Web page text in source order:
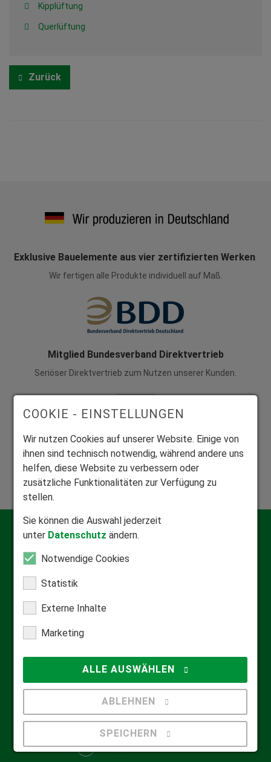
Kipplüftung
Querlüftung
Zurück
Exklusive Bauelemente aus vier zertifizierten Werken
Wir fertigen alle Produkte individuell auf Maß.
Mitglied Bundesverband Direktvertrieb
Seriöser Direktvertrieb zum Nutzen unserer Kunden.
Mitglied Bundesverband Rollladen und Sonnenschutz
Zuhause in der Rollladen- und Sonnenschutzbranche.
Kontakt
Qualifizierte Beratung
Downloadcenter
Lexikon
Kunden-Service-Center
+49 (0) 203 / 40 64 40
COOKIE - EINSTELLUNGEN
Wir nutzen Cookies auf unserer Website. Einige von
ihnen sind technisch notwendig, während andere uns
helfen, diese Website zu verbessern oder
zusätzliche Funktionalitäten zur Verfügung zu
stellen.
Sie können die Auswahl jederzeit
unter Datenschutz ändern.
Notwendige Cookies
Statistik
Externe Inhalte
Marketing
ALLE AUSWÄHLEN
ABLEHNEN
SPEICHERN